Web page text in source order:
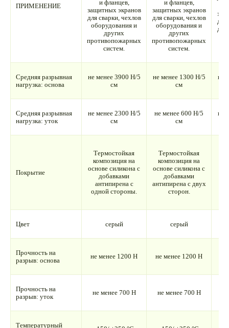
ПРИМЕНЕНИЕ
и фланцев,
защитных экранов
для сварки, чехлов
оборудования и
других
противопожарных
систем.
и фланцев,
защитных экранов
для сварки, чехлов
оборудования и
других
противопожарных
систем.
для
для
Средняя разрывная
нагрузка: основа
не менее 3900 Н/5
см
не менее 1300 Н/5
см
не
Средняя разрывная
нагрузка: уток
не менее 2300 Н/5
см
не менее 600 Н/5
см
не
Покрытие
Термостойкая
композиция на
основе силикона с
добавками
антипирена с
одной стороны.
Термостойкая
композиция на
основе силикона с
добавками
антипирена с двух
сторон.
Цвет серый серый
Прочность на
разрыв: основа
не менее 1200 Н не менее 1200 Н
Прочность на
разрыв: уток
не менее 700 Н не менее 700 Н
Температурный